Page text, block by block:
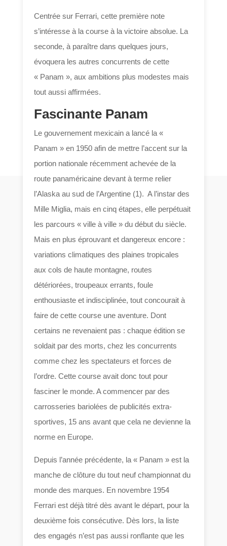
Centrée sur Ferrari, cette première note
s’intéresse à la course à la victoire absolue. La
seconde, à paraître dans quelques jours,
évoquera les autres concurrents de cette
« Panam », aux ambitions plus modestes mais
tout aussi affirmées.
Fascinante Panam
Le gouvernement mexicain a lancé la «
Panam » en 1950 afin de mettre l’accent sur la
portion nationale récemment achevée de la
route panaméricaine devant à terme relier
l’Alaska au sud de l’Argentine (1). A l’instar des
Mille Miglia, mais en cinq étapes, elle perpétuait
les parcours « ville à ville » du début du siècle.
Mais en plus éprouvant et dangereux encore :
variations climatiques des plaines tropicales
aux cols de haute montagne, routes
détériorées, troupeaux errants, foule
enthousiaste et indisciplinée, tout concourait à
faire de cette course une aventure. Dont
certains ne revenaient pas : chaque édition se
soldait par des morts, chez les concurrents
comme chez les spectateurs et forces de
l’ordre. Cette course avait donc tout pour
fasciner le monde. A commencer par des
carrosseries bariolées de publicités extra-
sportives, 15 ans avant que cela ne devienne la
norme en Europe.
Depuis l’année précédente, la « Panam » est la
manche de clôture du tout neuf championnat du
monde des marques. En novembre 1954
Ferrari est déjà titré dès avant le départ, pour la
deuxième fois consécutive. Dès lors, la liste
des engagés n’est pas aussi ronflante que les